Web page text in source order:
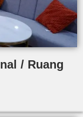
/ Ruang